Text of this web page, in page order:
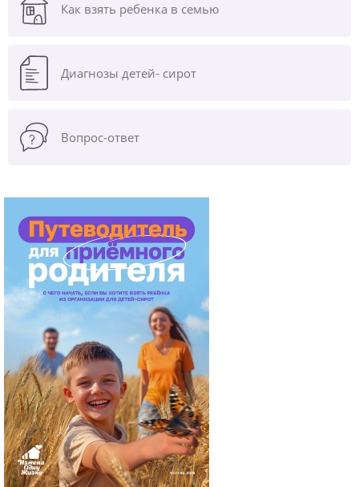
Как взять ребенка в семью
Диагнозы детей- сирот
Вопрос-ответ